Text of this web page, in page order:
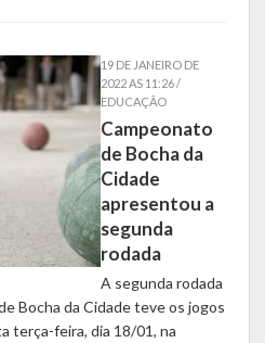
19 DE JANEIRO DE
2022 AS 11:26 /
EDUCAÇÃO
Campeonato
de Bocha da
Cidade
apresentou a
segunda
rodada
A segunda rodada
Bocha da Cidade teve os jogos
terça-feira, dia 18/01, na